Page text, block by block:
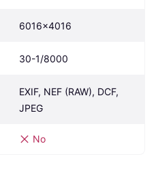
6016x4016
30-1/8000
EXIF, NEF (RAW), DCF,
JPEG
No